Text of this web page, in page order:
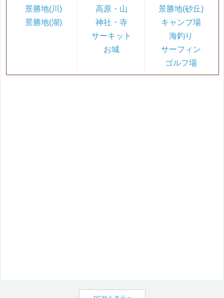
景勝地(川)
景勝地(湖)
高原・山
神社・寺
サーキット
お城
景勝地(砂丘)
キャンプ場
海釣り
サーフィン
ゴルフ場